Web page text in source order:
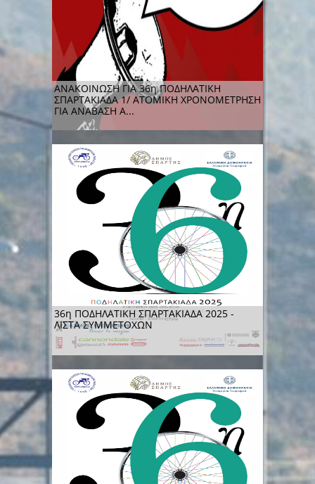
ΑΝΑΚΟΙΝΩΣΗ ΓΙΑ 36η ΠΟΔΗΛΑΤΙΚΗ
ΣΠΑΡΤΑΚΙΑΔΑ 1/ ΑΤΟΜΙΚΗ ΧΡΟΝΟΜΕΤΡΗΣΗ
ΓΙΑ ΑΝΑΒΑΣΗ Α...
36η ΠΟΔΗΛΑΤΙΚΗ ΣΠΑΡΤΑΚΙΑΔΑ 2025 -
ΛΙΣΤΑ ΣΥΜΜΕΤΟΧΩΝ